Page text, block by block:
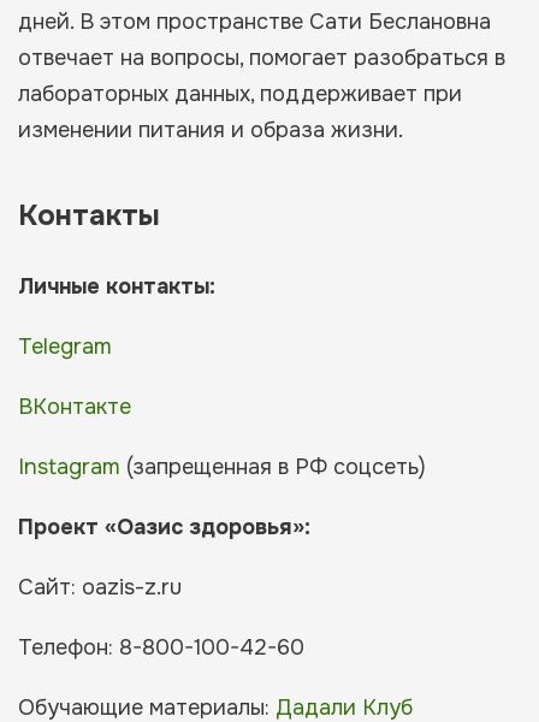
дней. В этом пространстве Сати Беслановна
отвечает на вопросы, помогает разобраться в
лабораторных данных, поддерживает при
изменении питания и образа жизни.
Контакты
Личные контакты:
Telegram
ВКонтакте
Instagram (запрещенная в РФ соцсеть)
Проект «Оазис здоровья»:
Сайт: oazis-z.ru
Телефон: 8-800-100-42-60
Обучающие материалы: Дадали Клуб